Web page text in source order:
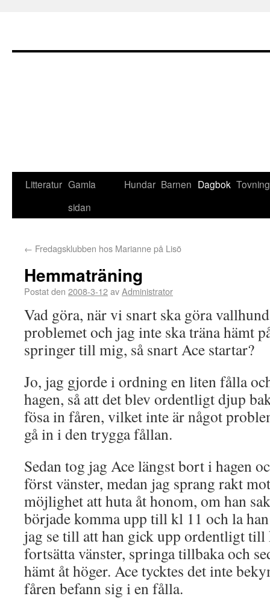
Litteratur Gamla
sidan
Hundar Barnen Dagbok Tovning
← Fredagsklubben hos Marianne på Lisö
Hemmaträning
Postat den 2008-3-12avAdministrator
Vad göra, när vi snart ska göra
problemet och jag inte ska träna hämt
springer till mig, så snart Ace startar?
Jo, jag gjorde i ordning en liten fålla
hagen, så att det blev ordentligt djup
fösa in fåren, vilket inte är något
gå in i den trygga fållan.
Sedan tog jag Ace längst bort i hagen
först vänster, medan jag sprang rakt
möjlighet att huta åt honom, om han
började komma upp till kl 11 och la
jag se till att han gick upp ordentligt till
fortsätta vänster, springa tillbaka och
hämt åt höger. Ace tycktes det inte
fåren befann sig i en fålla.